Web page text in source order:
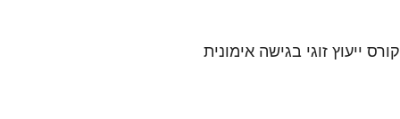
קורס ייעוץ זוגי בגישה אימונית